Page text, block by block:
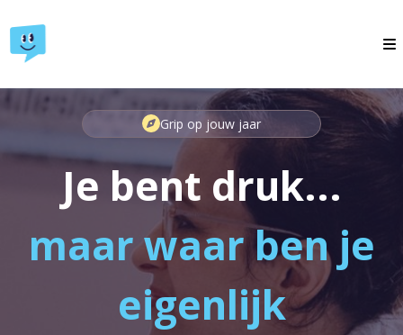
Grip op jouw jaar
Je bent druk...
maar waar ben je
eigenlijk